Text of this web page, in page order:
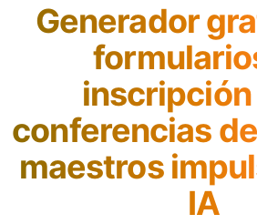
PRECIOS
Generador
inscripción
conferencias
maestros
IA